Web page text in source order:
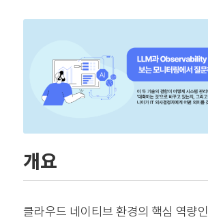
개요
클라우드 네이티브 환경의 핵심 역량